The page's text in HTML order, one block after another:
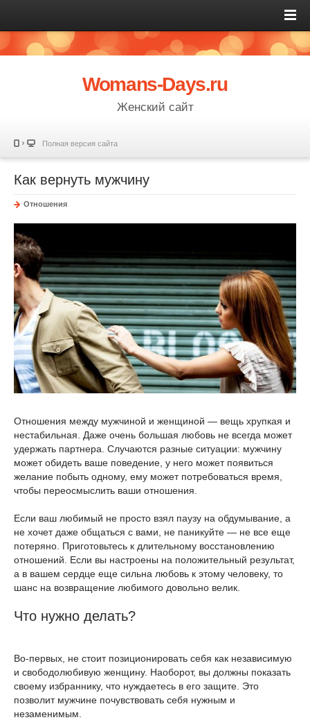
Womans-Days.ru
Женский сайт
Полная версия сайта
Как вернуть мужчину
Отношения
Отношения между мужчиной и женщиной — вещь хрупкая и
нестабильная. Даже очень большая любовь не всегда может
удержать партнера. Случаются разные ситуации: мужчину
может обидеть ваше поведение, у него может появиться
желание побыть одному, ему может потребоваться время,
чтобы переосмыслить ваши отношения.
Если ваш любимый не просто взял паузу на обдумывание, а
не хочет даже общаться с вами, не паникуйте — не все еще
потеряно. Приготовьтесь к длительному восстановлению
отношений. Если вы настроены на положительный результат,
а в вашем сердце еще сильна любовь к этому человеку, то
шанс на возвращение любимого довольно велик.
Что нужно делать?
Во-первых, не стоит позиционировать себя как независимую
и свободолюбивую женщину. Наоборот, вы должны показать
своему избраннику, что нуждаетесь в его защите. Это
позволит мужчине почувствовать себя нужным и
незаменимым.